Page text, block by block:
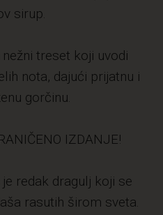
sirup.
treset koji uvodi
nota, dajući prijatnu i
gorčinu.
IZDANJE!
redak dragulj koji se
rasutih širom sveta.